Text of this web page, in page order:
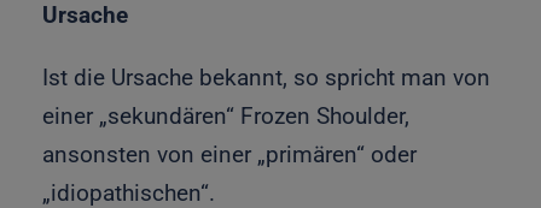
Ursache
Ist die Ursache bekannt, so spricht man von
einer „sekundären“ Frozen Shoulder,
ansonsten von einer „primären“ oder
„idiopathischen“.